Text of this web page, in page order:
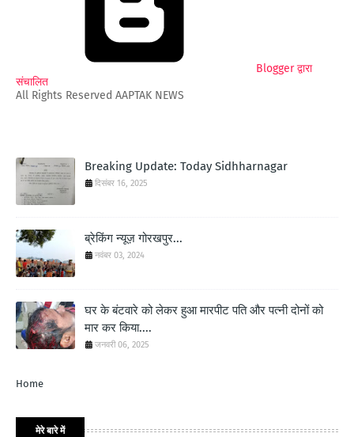
Blogger द्वारा
संचालित
All Rights Reserved AAPTAK NEWS
Breaking Update: Today Sidhharnagar
दिसंबर 16, 2025
ब्रेकिंग न्यूज़ गोरखपुर...
नवंबर 03, 2024
घर के बंटवारे को लेकर हुआ मारपीट पति और पत्नी दोनों को
मार कर किया....
जनवरी 06, 2025
Home
मेरे बारे में